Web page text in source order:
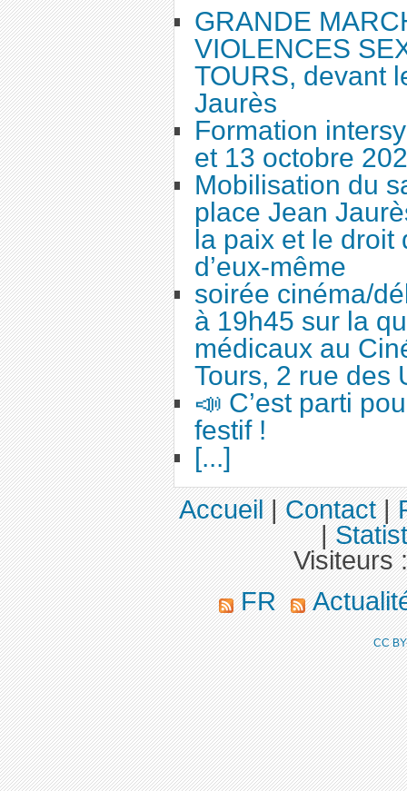
GRANDE
VIOLENCES
TOURS, devant
Jaurès
Formation
et 13 octobre
Mobilisation du
place Jean
la paix et le droit
d’eux-même
soirée cinéma/
à 19h45 sur la
médicaux au
Tours, 2 rue des
📣 C’est parti
festif !
[...]
Accueil|Contact|
|
Visiteurs
FR
CC